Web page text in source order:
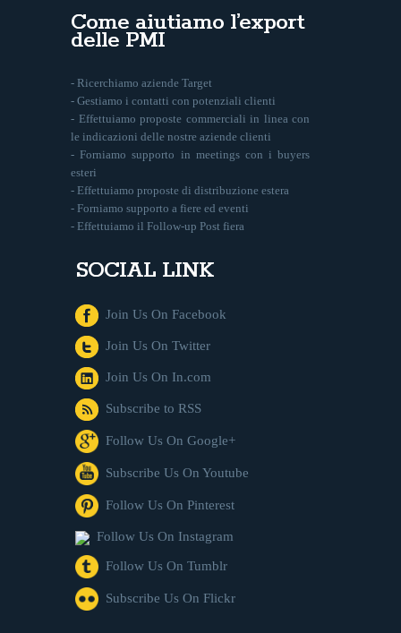
Come aiutiamo l’export
delle PMI
- Ricerchiamo aziende Target
- Gestiamo i contatti con potenziali clienti
- Effettuiamo proposte commerciali in linea con
le indicazioni delle nostre aziende clienti
- Forniamo supporto in meetings con i buyers
esteri
- Effettuiamo proposte di distribuzione estera
- Forniamo supporto a fiere ed eventi
- Effettuiamo il Follow-up Post fiera
SOCIAL LINK
Join Us On Facebook
Join Us On Twitter
Join Us On In.com
Subscribe to RSS
Follow Us On Google+
Subscribe Us On Youtube
Follow Us On Pinterest
Follow Us On Instagram
Follow Us On Tumblr
Subscribe Us On Flickr